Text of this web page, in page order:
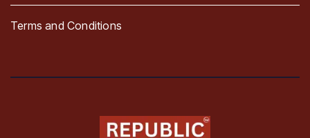
Terms and Conditions